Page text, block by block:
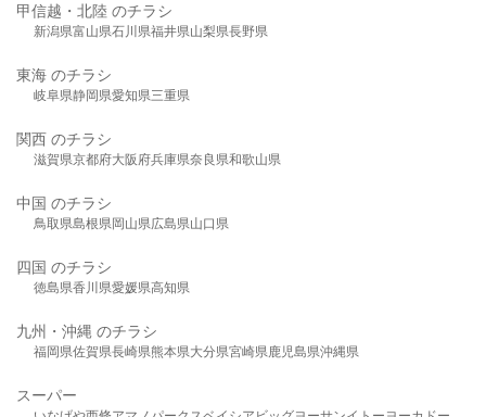
甲信越・北陸 のチラシ
新潟県富山県石川県福井県山梨県長野県
東海 のチラシ
岐阜県静岡県愛知県三重県
関西 のチラシ
滋賀県京都府大阪府兵庫県奈良県和歌山県
中国 のチラシ
鳥取県島根県岡山県広島県山口県
四国 のチラシ
徳島県香川県愛媛県高知県
九州・沖縄 のチラシ
福岡県佐賀県長崎県熊本県大分県宮崎県鹿児島県沖縄県
スーパー